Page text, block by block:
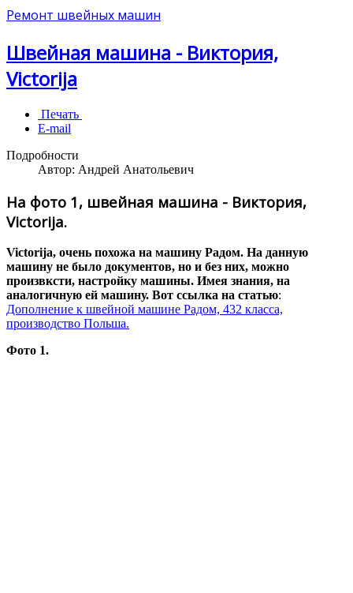
Ремонт швейных машин
Швейная машина - Виктория,
Victorija
Печать
E-mail
Подробности
Автор: Андрей Анатольевич
На фото 1, швейная машина - Виктория,
Victorija.
Victorija, очень похожа на машину Радом. На данную
машину не было документов, но и без них, можно
произвксти, настройку машины. Имея знания, на
аналогичную ей машину. Вот ссылка на статью:
Дополнение к швейной машине Радом, 432 класса,
производство Польша.
Фото 1.